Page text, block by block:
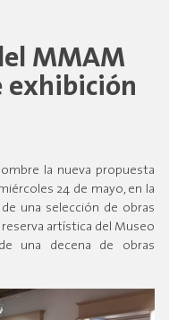
MMAM
exhibición
la nueva propuesta
24 de mayo, en la
una selección de obras
artística del Museo
una decena de obras